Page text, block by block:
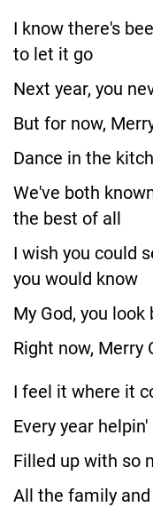
I know there's
to let it go
Next year, you
But for now,
Dance in the
We've both
the best of all
I wish you could
you would know
My God, you look
Right now, Merry
I feel it where it
Every year
Filled up with so
All the family